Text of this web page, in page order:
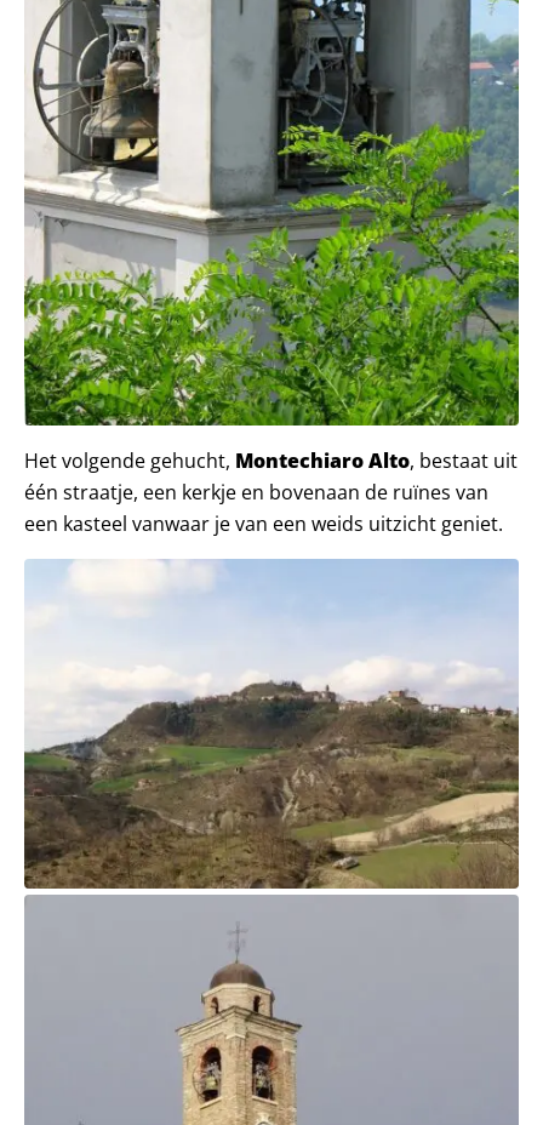
Het volgende gehucht, Montechiaro Alto, bestaat uit
één straatje, een kerkje en bovenaan de ruïnes van
een kasteel vanwaar je van een weids uitzicht geniet.